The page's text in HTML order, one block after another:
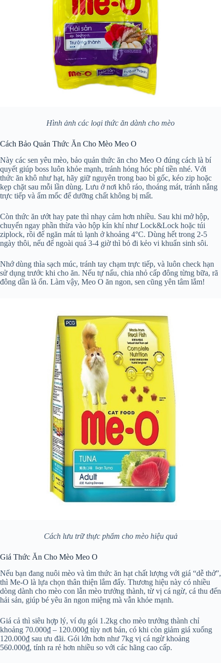
Hình ảnh các loại thức ăn dành cho mèo
Cách Bảo Quản Thức Ăn Cho Mèo Meo O
Này các sen yêu mèo, bảo quản thức ăn cho Meo O đúng cách là bí
quyết giúp boss luôn khỏe mạnh, tránh hỏng hóc phí tiền nhé. Với
thức ăn khô như hạt, hãy giữ nguyên trong bao bì gốc, kéo zip hoặc
kẹp chặt sau mỗi lần dùng. Lưu ở nơi khô ráo, thoáng mát, tránh nắng
trực tiếp và ẩm mốc để dưỡng chất không bị mất.
Còn thức ăn ướt hay pate thì nhạy cảm hơn nhiều. Sau khi mở hộp,
chuyển ngay phần thừa vào hộp kín khí như Lock&Lock hoặc túi
ziplock, rồi để ngăn mát tủ lạnh ở khoảng 4°C. Dùng hết trong 2-5
ngày thôi, nếu để ngoài quá 3-4 giờ thì bỏ đi kẻo vi khuẩn sinh sôi.
Nhớ dùng thìa sạch múc, tránh tay chạm trực tiếp, và luôn check hạn
sử dụng trước khi cho ăn. Nếu tự nấu, chia nhỏ cấp đông từng bữa, rã
đông dần là ổn. Làm vậy, Meo O ăn ngon, sen cũng yên tâm lắm!
Cách lưu trữ thực phẩm cho mèo hiệu quả
Giá Thức Ăn Cho Mèo Meo O
Nếu bạn đang nuôi mèo và tìm thức ăn hạt chất lượng với giá “dễ thở”,
thì Me-O là lựa chọn thân thiện lắm đấy. Thương hiệu này có nhiều
dòng dành cho mèo con lẫn mèo trưởng thành, từ vị cá ngừ, cá thu đến
hải sản, giúp bé yêu ăn ngon miệng mà vẫn khỏe mạnh.
Giá cả thì siêu hợp lý, ví dụ gói 1.2kg cho mèo trưởng thành chỉ
khoảng 70.000₫ – 120.000₫ tùy nơi bán, có khi còn giảm giá xuống
120.000₫ sau ưu đãi. Gói lớn hơn như 7kg vị cá ngừ khoảng
560.000₫, tính ra rẻ hơn nhiều so với các hãng cao cấp.